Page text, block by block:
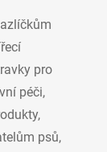
pro
péči,
psů,